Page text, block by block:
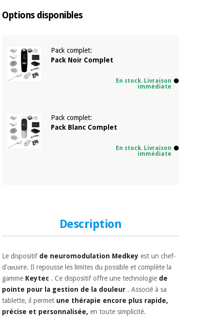
Aérobic,
Sports
et
sanitaires
Vétérinaire
essentiel
pour les
coronavirus
fitness
pilates
Vétérinaire
Orthopédie
Options disponibles
Pack complet:
Pack Noir Complet
En stock. Livraison
immédiate
Pack complet:
Pack Blanc Complet
En stock. Livraison
immédiate
Description
Le dispositif de neuromodulation Medkey est un chef-
d'œuvre. Il repousse les limites du possible et complète la
gamme Keytec . Ce dispositif offre une technologie de
pointe pour la gestion de la douleur . Associé à sa
tablette, il permet une thérapie encore plus rapide,
précise et personnalisée, en toute simplicité.